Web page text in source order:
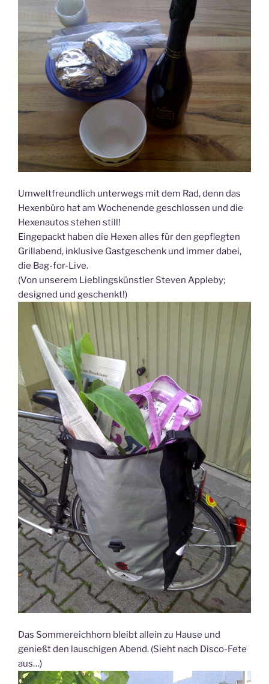
Umweltfreundlich unterwegs mit dem Rad, denn das
Hexenbüro hat am Wochenende geschlossen und die
Hexenautos stehen still!
Eingepackt haben die Hexen alles für den gepflegten
Grillabend, inklusive Gastgeschenk und immer dabei,
die Bag-for-Live.
(Von unserem Lieblingskünstler Steven Appleby;
designed und geschenkt!)
Das Sommereichhorn bleibt allein zu Hause und
genießt den lauschigen Abend. (Sieht nach Disco-Fete
aus…)